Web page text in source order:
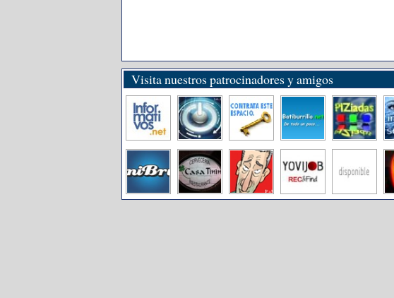
Visita nuestros patrocinadores y amigos